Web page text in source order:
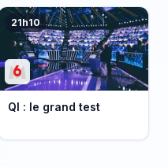
21h10
QI : le grand test